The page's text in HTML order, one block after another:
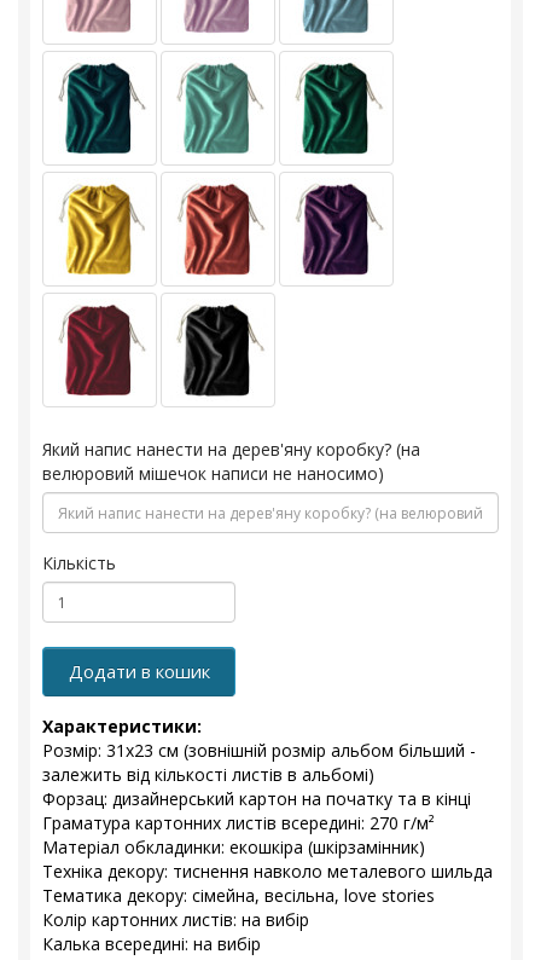
Який напис нанести на дерев'яну коробку? (на
велюровий мішечок написи не наносимо)
Кількість
Додати в кошик
Характеристики:
Розмір: 31х23 см (зовнішній розмір альбом більший -
залежить від кількості листів в альбомі)
Форзац: дизайнерський картон на початку та в кінці
Граматура картонних листів всередині: 270 г/м²
Матеріал обкладинки: екошкіра (шкірзамінник)
Техніка декору: тиснення навколо металевого шильда
Тематика декору: сімейна, весільна, love stories
Колір картонних листів: на вибір
Калька всередині: на вибір